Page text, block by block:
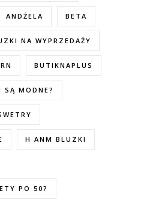
ANDŻELA BETA
NA WYPRZEDAŻY
BUTIKNAPLUS
SĄ MODNE?
H ANM BLUZKI
PO 50?